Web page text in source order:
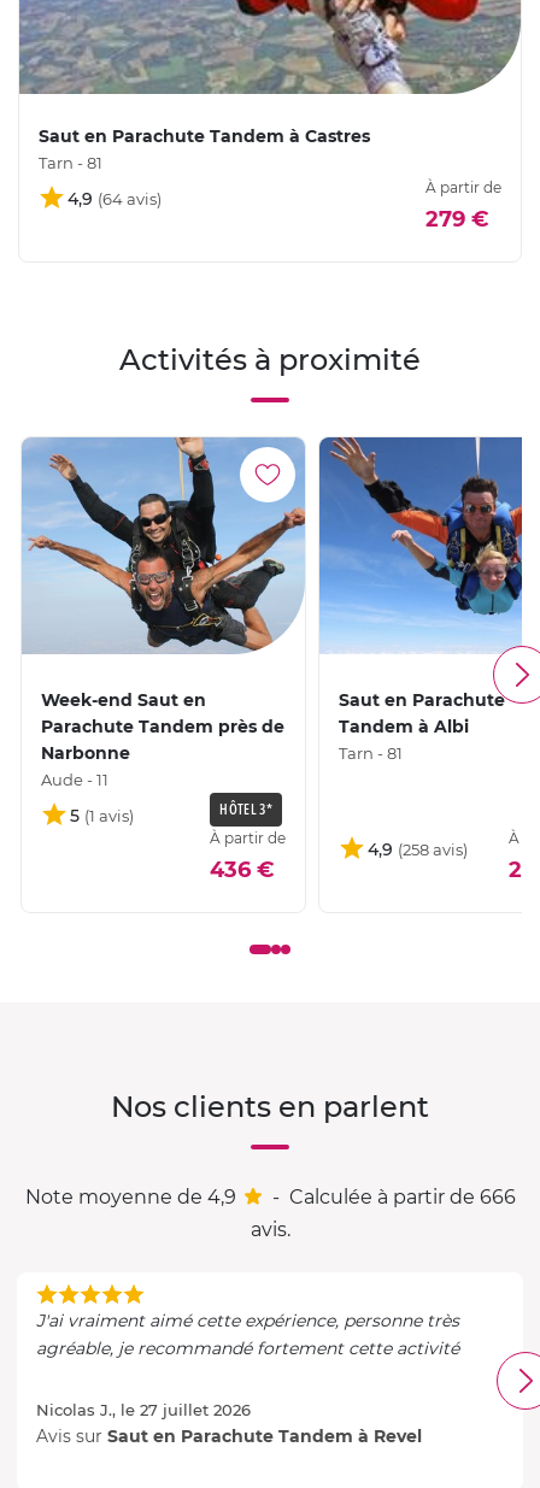
Saut en Parachute Tandem à Castres
Tarn - 81
4,9
À partir de
279 €
Activités à proximité
Week-end Saut en
Parachute Tandem près de
Narbonne
Aude - 11
5 HÔTEL 3*
À partir de
436 €
Saut en Parachute
Tandem à Albi
Tarn - 81
4,9
À
Nos clients en parlent
Note moyenne de 4,9 - Calculée à partir de 666
avis.
J'ai vraiment aimé cette expérience, personne très
agréable, je recommandé fortement cette activité
Nicolas J., le 27 juillet 2026
Avis sur Saut en Parachute Tandem à Revel